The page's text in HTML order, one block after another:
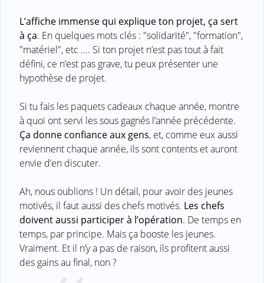
L’affiche immense qui explique ton projet, ça sert
à ça. En quelques mots clés : "solidarité", "formation",
"matériel", etc .... Si ton projet n’est pas tout à fait
défini, ce n’est pas grave, tu peux présenter une
hypothèse de projet.
Si tu fais les paquets cadeaux chaque année, montre
à quoi ont servi les sous gagnés l’année précédente.
Ça donne confiance aux gens, et, comme eux aussi
reviennent chaque année, ils sont contents et auront
envie d’en discuter.
Ah, nous oublions ! Un détail, pour avoir des jeunes
motivés, il faut aussi des chefs motivés. Les chefs
doivent aussi participer à l’opération. De temps en
temps, par principe. Mais ça booste les jeunes.
Vraiment. Et il n’y a pas de raison, ils profitent aussi
des gains au final, non ?